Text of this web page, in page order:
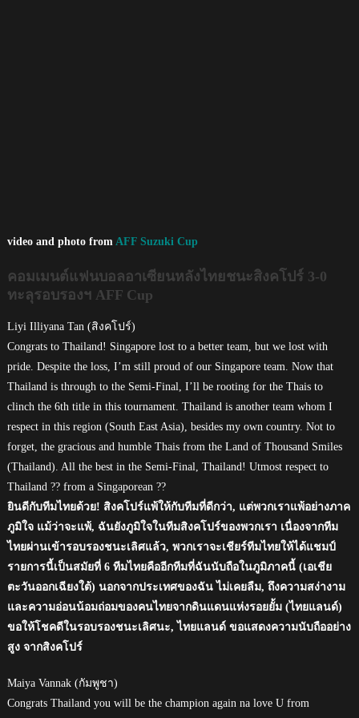
video and photo from AFF Suzuki Cup
คอมเมนต์แฟนบอลอาเซียนหลังไทยชนะสิงคโปร์ 3-0
ทะลุรอบรองฯ AFF Cup
Liyi Illiyana Tan (สิงคโปร์)
Congrats to Thailand! Singapore lost to a better team, but we lost with
pride. Despite the loss, I’m still proud of our Singapore team. Now that
Thailand is through to the Semi-Final, I’ll be rooting for the Thais to
clinch the 6th title in this tournament. Thailand is another team whom I
respect in this region (South East Asia), besides my own country. Not to
forget, the gracious and humble Thais from the Land of Thousand Smiles
(Thailand). All the best in the Semi-Final, Thailand! Utmost respect to
Thailand ?? from a Singaporean ??
ยินดีกับทีมไทยด้วย! สิงคโปร์แพ้ให้กับทีมที่ดีกว่า, แต่พวกเราแพ้อย่างภาค
ภูมิใจ แม้ว่าจะแพ้, ฉันยังภูมิใจในทีมสิงคโปร์ของพวกเรา เนื่องจากทีม
ไทยผ่านเข้ารอบรองชนะเลิศแล้ว, พวกเราจะเชียร์ทีมไทยให้ได้แชมป์
รายการนี้เป็นสมัยที่ 6 ทีมไทยคืออีกทีมที่ฉันนับถือในภูมิภาคนี้ (เอเชีย
ตะวันออกเฉียงใต้) นอกจากประเทศของฉัน ไม่เคยลืม, ถึงความสง่างาม
และความอ่อนน้อมถ่อมของคนไทยจากดินแดนแห่งรอยยั้ม (ไทยแลนด์)
ขอให้โชคดีในรอบรองชนะเลิศนะ, ไทยแลนด์ ขอแสดงความนับถืออย่าง
สูง จากสิงคโปร์
Maiya Vannak (กัมพูชา)
Congrats Thailand you will be the champion again na love U from